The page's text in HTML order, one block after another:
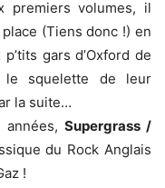
premiers volumes, il
(Tiens donc !) en
gars d’Oxford de
le squelette de leur
la suite…
Supergrass /
du Rock Anglais
!